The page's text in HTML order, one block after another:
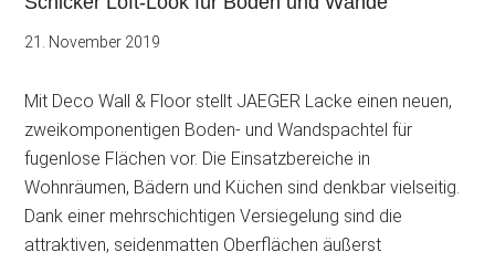
21. November 2019
Mit Deco Wall & Floor stellt JAEGER Lacke einen neuen,
zweikomponentigen Boden- und Wandspachtel für
fugenlose Flächen vor. Die Einsatzbereiche in
Wohnräumen, Bädern und Küchen sind denkbar vielseitig.
Dank einer mehrschichtigenVersiegelung sind die
attraktiven, seidenmatten Oberflächen äußerst